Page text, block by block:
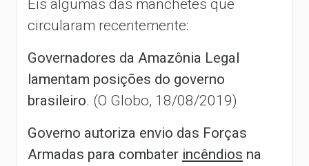
Eis algumas das manchetes que
circularam recentemente:
Governadores da Amazônia Legal
lamentam posições do governo
brasileiro. (O Globo, 18/08/2019)
Governo autoriza envio das Forças
Armadas para combater incêndios na